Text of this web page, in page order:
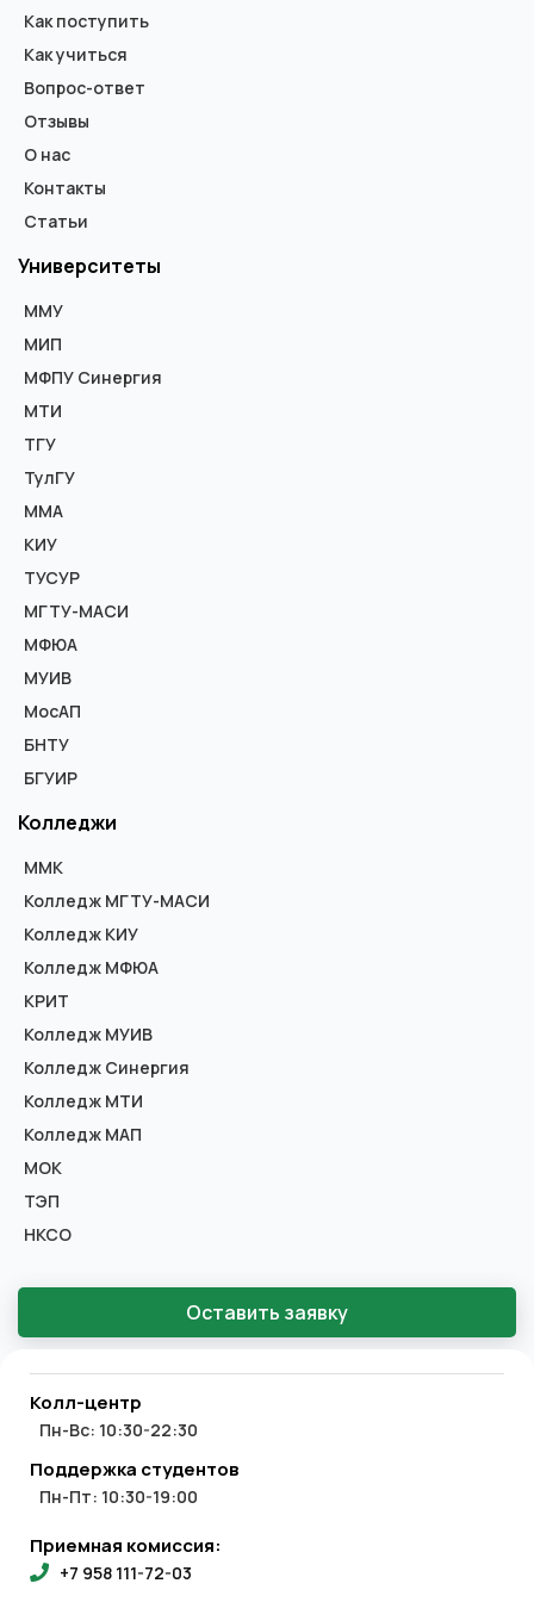
Как поступить
Как учиться
Вопрос-ответ
Отзывы
О нас
Контакты
Статьи
Университеты
ММУ
МИП
МФПУ Синергия
МТИ
ТГУ
ТулГУ
ММА
КИУ
ТУСУР
МГТУ-МАСИ
МФЮА
МУИВ
МосАП
БНТУ
БГУИР
Колледжи
ММК
Колледж МГТУ-МАСИ
Колледж КИУ
Колледж МФЮА
КРИТ
Колледж МУИВ
Колледж Синергия
Колледж МТИ
Колледж МАП
МОК
ТЭП
НКСО
Оставить заявку
Колл-центр
Пн-Вс: 10:30-22:30
Поддержка студентов
Пн-Пт: 10:30-19:00
Приемная комиссия:
+7 958 111-72-03